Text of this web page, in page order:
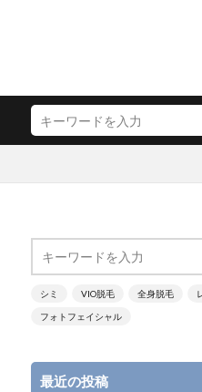
シミ VIO脱毛 全身脱毛
フォトフェイシャル
最近の投稿